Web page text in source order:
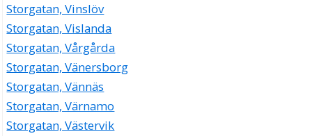
Storgatan, Vinslöv
Storgatan, Vislanda
Storgatan, Vårgårda
Storgatan, Vänersborg
Storgatan, Vännäs
Storgatan, Värnamo
Storgatan, Västervik